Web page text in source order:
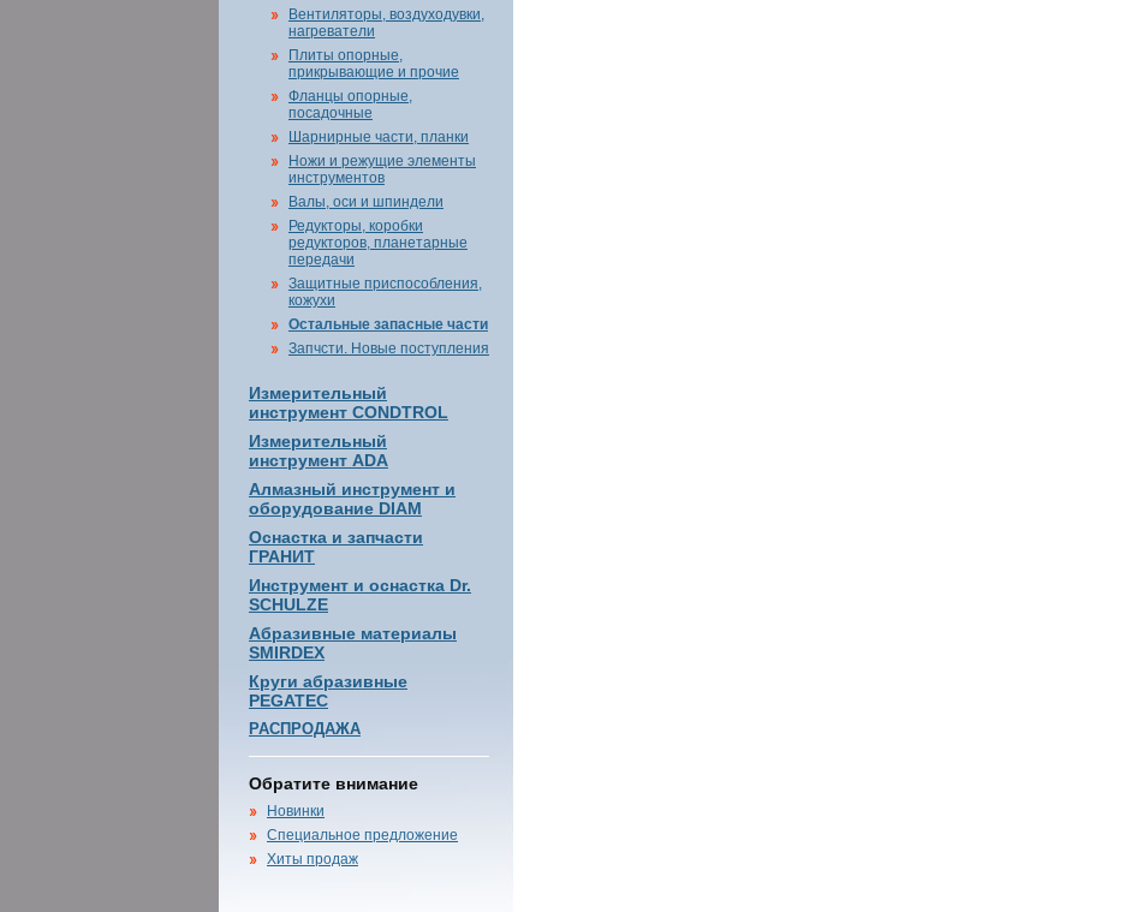
Вентиляторы, воздуходувки,
нагреватели
Плиты опорные,
прикрывающие и прочие
Фланцы опорные,
посадочные
Шарнирные части, планки
Ножи и режущие элементы
инструментов
Валы, оси и шпиндели
Редукторы, коробки
редукторов, планетарные
передачи
Защитные приспособления,
кожухи
Остальные запасные части
Запчсти. Новые поступления
Измерительный
инструмент CONDTROL
Измерительный
инструмент ADA
Алмазный инструмент и
оборудование DIAM
Оснастка и запчасти
ГРАНИТ
Инструмент и оснастка Dr.
SCHULZE
Абразивные материалы
SMIRDEX
Круги абразивные
PEGATEC
РАСПРОДАЖА
Обратите внимание
Новинки
Специальное предложение
Хиты продаж